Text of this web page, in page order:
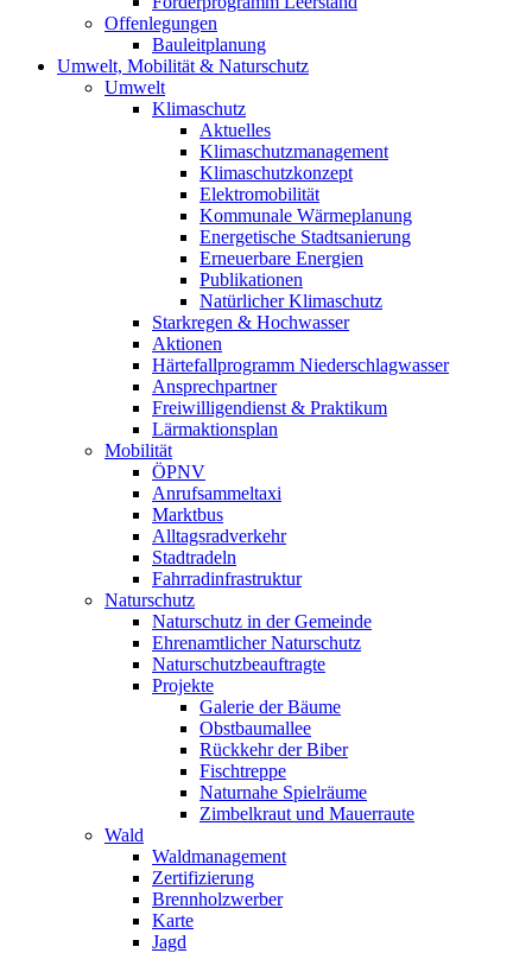
Offenlegungen
Bauleitplanung
Umwelt, Mobilität & Naturschutz
Umwelt
Klimaschutz
Aktuelles
Klimaschutzmanagement
Klimaschutzkonzept
Elektromobilität
Kommunale Wärmeplanung
Energetische Stadtsanierung
Erneuerbare Energien
Publikationen
Natürlicher Klimaschutz
Starkregen & Hochwasser
Aktionen
Härtefallprogramm Niederschlagwasser
Ansprechpartner
Freiwilligendienst & Praktikum
Lärmaktionsplan
Mobilität
ÖPNV
Anrufsammeltaxi
Marktbus
Alltagsradverkehr
Stadtradeln
Fahrradinfrastruktur
Naturschutz
Naturschutz in der Gemeinde
Ehrenamtlicher Naturschutz
Naturschutzbeauftragte
Projekte
Galerie der Bäume
Obstbaumallee
Rückkehr der Biber
Fischtreppe
Naturnahe Spielräume
Zimbelkraut und Mauerraute
Wald
Waldmanagement
Zertifizierung
Brennholzwerber
Karte
Jagd